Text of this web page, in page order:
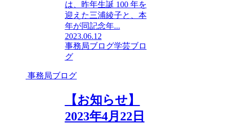
は、昨年生誕 100 年を
迎えた三浦綾子と、本
年が同記念年...
2023.06.12
事務局ブログ学芸ブロ
グ
事務局ブログ
【お知らせ】
2023年4月22日